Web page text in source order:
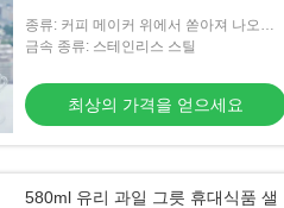
종류: 커피 메이커 위에서 쏟아져 나오세
요
금속 종류: 스테인리스 스틸
최상의 가격을 얻으세요
580ml 유리 과일 그릇 휴대식품 샐